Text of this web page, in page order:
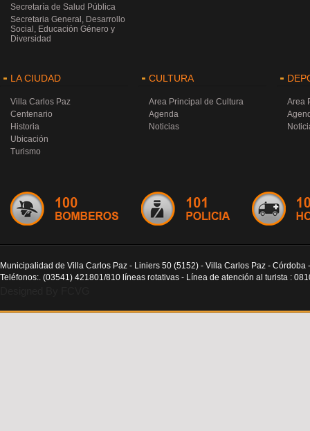
Secretaría de Salud Pública
Secretaria General, Desarrollo
Social, Educación Género y
Diversidad
LA CIUDAD
Villa Carlos Paz
Centenario
Historia
Ubicación
Turismo
CULTURA
Area Principal de Cultura
Agenda
Noticias
Area
Municipalidad de Villa Carlos Paz - Liniers 50 (5152) - Villa Carlos Paz - Córdoba
Teléfonos:. (03541) 421801/810 líneas rotativas - Línea de atención al turista :